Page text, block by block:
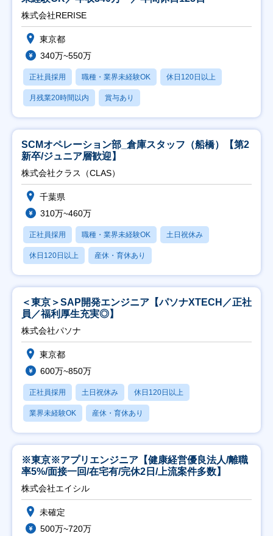
株式会社RERISE
東京都
340万~550万
正社員採用 職種・業界未経験OK 休日120日以上
月残業20時間以内 賞与あり
SCMオペレーション部_倉庫スタッフ（船橋）【第2
新卒/ジュニア層歓迎】
株式会社クラス（CLAS）
千葉県
310万~460万
正社員採用 職種・業界未経験OK 土日祝休み
休日120日以上 産休・育休あり
＜東京＞SAP開発エンジニア【パソナXTECH／正社
員／福利厚生充実◎】
株式会社パソナ
東京都
600万~850万
正社員採用 土日祝休み 休日120日以上
業界未経験OK 産休・育休あり
※東京※アプリエンジニア【健康経営優良法人/離職
率5%/面接一回/在宅有/完休2日/上流案件多数】
株式会社エイシル
未確定
500万~720万